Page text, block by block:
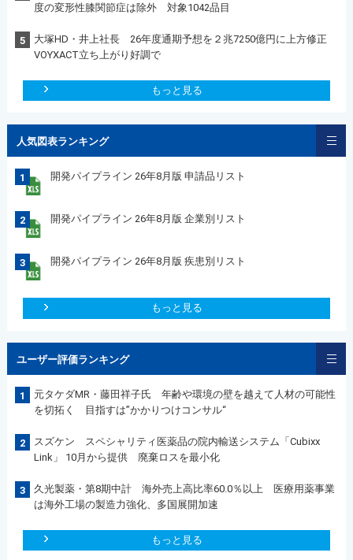
度の変形性膝関節症は除外 対象1042品目
5
大塚HD・井上社長 26年度通期予想を２兆7250億円に上方修正
VOYXACT立ち上がり好調で
もっと見る
人気図表ランキング
1 開発パイプライン 26年8月版 申請品リスト
2 開発パイプライン 26年8月版 企業別リスト
3 開発パイプライン 26年8月版 疾患別リスト
もっと見る
ユーザー評価ランキング
1
元タケダMR・藤田祥子氏 年齢や環境の壁を越えて人材の可能性
を切拓く 目指すは”かかりつけコンサル“
2
スズケン スペシャリティ医薬品の院内輸送システム「Cubixx
Link」 10月から提供 廃棄ロスを最小化
3
久光製薬・第8期中計 海外売上高比率60.0％以上 医療用薬事業
は海外工場の製造力強化、多国展開加速
もっと見る